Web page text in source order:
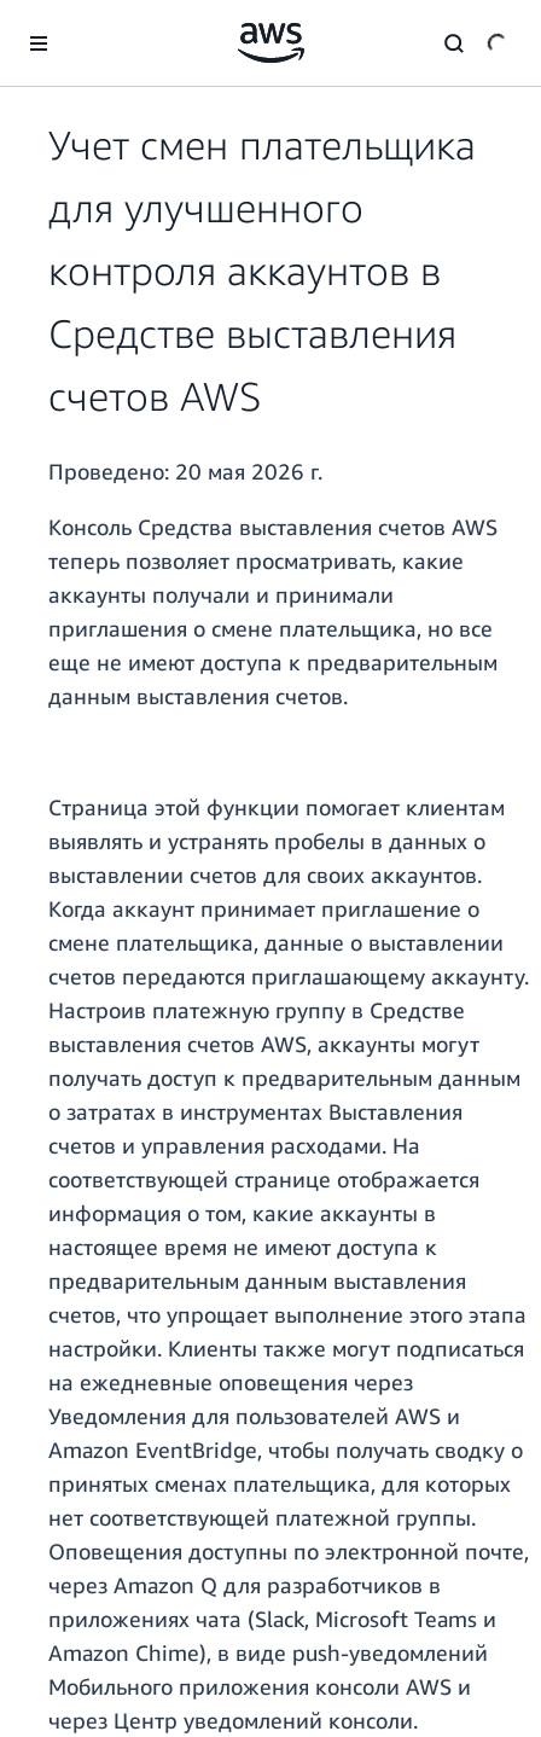
Перейти к главному контенту
Учет смен плательщика
для улучшенного
контроля аккаунтов в
Средстве выставления
счетов AWS
Проведено: 20 мая 2026 г.
Консоль Средства выставления счетов AWS
теперь позволяет просматривать, какие
аккаунты получали и принимали
приглашения о смене плательщика, но все
еще не имеют доступа к предварительным
данным выставления счетов.
Страница этой функции помогает клиентам
выявлять и устранять пробелы в данных о
выставлении счетов для своих аккаунтов.
Когда аккаунт принимает приглашение о
смене плательщика, данные о выставлении
счетов передаются приглашающему аккаунту.
Настроив платежную группу в Средстве
выставления счетов AWS, аккаунты могут
получать доступ к предварительным данным
о затратах в инструментах Выставления
счетов и управления расходами. На
соответствующей странице отображается
информация о том, какие аккаунты в
настоящее время не имеют доступа к
предварительным данным выставления
счетов, что упрощает выполнение этого этапа
настройки. Клиенты также могут подписаться
на ежедневные оповещения через
Уведомления для пользователей AWS и
Amazon EventBridge, чтобы получать сводку о
принятых сменах плательщика, для которых
нет соответствующей платежной группы.
Оповещения доступны по электронной почте,
через Amazon Q для разработчиков в
приложениях чата (Slack, Microsoft Teams и
Amazon Chime), в виде push-уведомлений
Мобильного приложения консоли AWS и
через Центр уведомлений консоли.